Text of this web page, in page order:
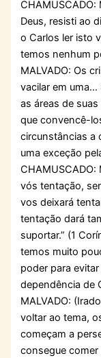
CHAMUSCADO:
Deus, resisti ao
o Carlos ler isto
temos nenhum
MALVADO: Os
vacilar em uma…
as áreas de
que convencê-
circunstâncias a
uma exceção
CHAMUSCADO:
vós tentação,
vos deixará
tentação dará
suportar.” (1
temos muito
poder para
dependência de
MALVADO:
voltar ao tema,
começam a
consegue